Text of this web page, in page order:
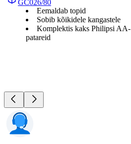
GC026/80
Eemaldab topid
Sobib kõikidele kangastele
Komplektis kaks Philipsi AA-
patareid